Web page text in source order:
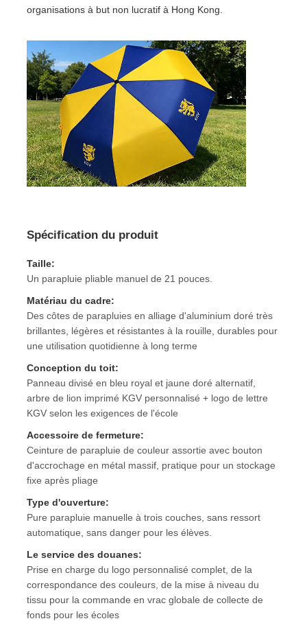
Visite d'usine
Contrôle de la qualité
Contact
nouvelles
Demande de soumission
parapluies de golf
Des parapluies
Parapluies compacts
parapluies promotionnels
Parapluie étanche
Parapluie automatique ouverte
Parapluies inversées
Parapluies à poignée en bois
organisations à but non lucratif à Hong Kong.
Spécification du produit
Taille:
Un parapluie pliable manuel de 21 pouces.
Matériau du cadre:
Des côtes de parapluies en alliage d'aluminium doré très
brillantes, légères et résistantes à la rouille, durables pour
une utilisation quotidienne à long terme
Conception du toit:
Panneau divisé en bleu royal et jaune doré alternatif,
arbre de lion imprimé KGV personnalisé + logo de lettre
KGV selon les exigences de l'école
Accessoire de fermeture:
Ceinture de parapluie de couleur assortie avec bouton
d'accrochage en métal massif, pratique pour un stockage
fixe après pliage
Type d'ouverture:
Pure parapluie manuelle à trois couches, sans ressort
automatique, sans danger pour les élèves.
Le service des douanes:
Prise en charge du logo personnalisé complet, de la
correspondance des couleurs, de la mise à niveau du
tissu pour la commande en vrac globale de collecte de
fonds pour les écoles